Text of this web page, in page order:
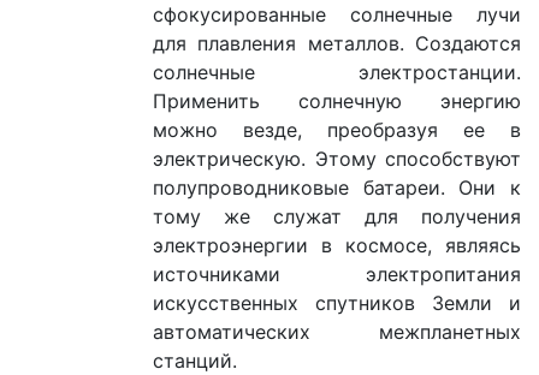
сфокусированные солнечные лучи
для плавления металлов. Создаются
солнечные электростанции.
Применить солнечную энергию
можно везде, преобразуя ее в
электрическую. Этому способствуют
полупроводниковые батареи. Они к
тому же служат для получения
электроэнергии в космосе, являясь
источниками электропитания
искусственных спутников Земли и
автоматических межпланетных
станций.